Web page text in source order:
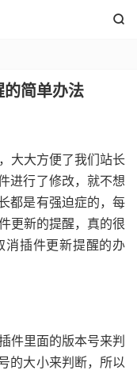

简单办法
大大方便了我们站长
进行了修改，就不想
都是有强迫症的，每
更新的提醒，真的很
消插件更新提醒的办
件里面的版本号来判
的大小来判断，所以